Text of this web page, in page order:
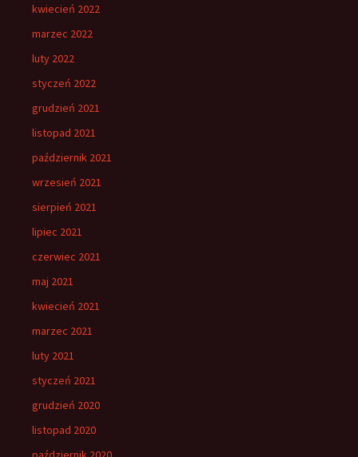
kwiecień 2022
marzec 2022
luty 2022
styczeń 2022
grudzień 2021
listopad 2021
październik 2021
wrzesień 2021
sierpień 2021
lipiec 2021
czerwiec 2021
maj 2021
kwiecień 2021
marzec 2021
luty 2021
styczeń 2021
grudzień 2020
listopad 2020